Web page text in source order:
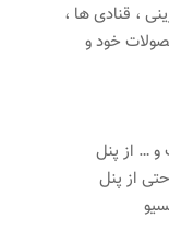
، قنادی ها ،
خود و
… از پنل
از پنل